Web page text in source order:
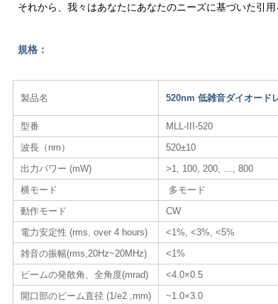
それから、我々はあなたにあなたのニーズに基づいた引用
規格：
製品名 520nm 低雑音ダイオード
型番
MLL-III-520
波長（nm）
520±10
出力パワー (mW)
>1, 100, 200, …, 800
横モード
多モード
動作モード
CW
電力安定性 (rms, over 4 hours)
<1%, <3%, <5%
雑音の振幅(rms,20Hz~20MHz)
<1%
ビームの発散角、全角度(mrad)
<4.0×0.5
開口部のビーム直径 (1/e2 ,mm)
~1.0×3.0